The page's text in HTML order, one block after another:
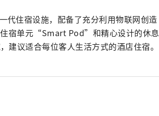
住宿设施，配备了充分利用物联网创造
宿单元“Smart Pod”和精心设计的休息
建议适合每位客人生活方式的酒店住宿。